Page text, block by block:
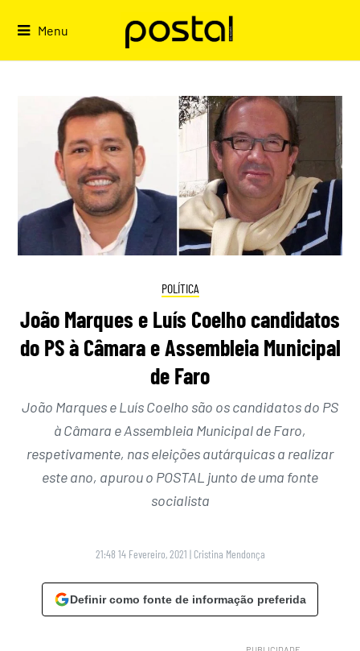
Menu
POLÍTICA
João Marques e Luís Coelho candidatos
do PS à Câmara e Assembleia Municipal
de Faro
João Marques e Luís Coelho são os candidatos do PS
à Câmara e Assembleia Municipal de Faro,
respetivamente, nas eleições autárquicas a realizar
este ano, apurou o POSTAL junto de uma fonte
socialista
21:48 14 Fevereiro, 2021 | Cristina Mendonça
Definir como fonte de informação preferida